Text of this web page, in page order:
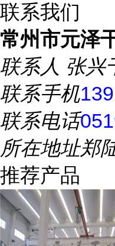
联系我们
常州市元泽
联系人 张兴
联系手机
联系电话
所在地址郑
推荐产品